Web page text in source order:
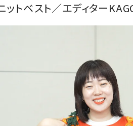
ットベスト／エディター